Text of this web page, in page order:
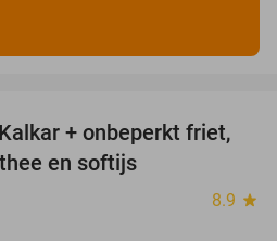
32%
+ onbeperkt friet,
en softijs
8.9 star